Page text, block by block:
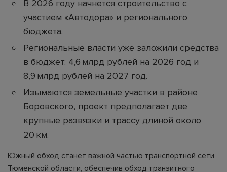
В 2026 году начнется строительство с
участием «Автодора» и регионального
бюджета.
Региональные власти уже заложили средства
в бюджет: 4,6 млрд рублей на 2026 год и
8,9 млрд рублей на 2027 год.
Изымаются земельные участки в районе
Боровского, проект предполагает две
крупные развязки и трассу длиной около
20 км.
Южный обход станет важной частью транспортной сети
Тюменской области, обеспечив обход транзитного